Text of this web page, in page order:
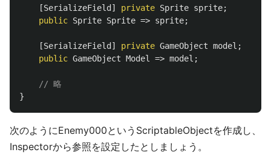
[SerializeField ] private Sprite sprite;
public Sprite Sprite => sprite;
[SerializeField ] private GameObject model ;
public GameObject Model => model ;
// 略
}
次のようにEnemy000というScriptableObjectを作成し、
Inspectorから参照を設定したとしましょう。